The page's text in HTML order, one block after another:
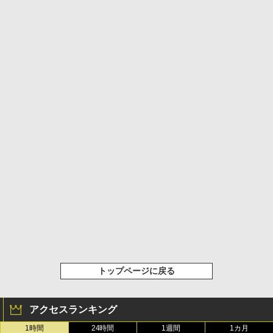
トップページに戻る
アクセスランキング
1時間 24時間 1週間 1カ月